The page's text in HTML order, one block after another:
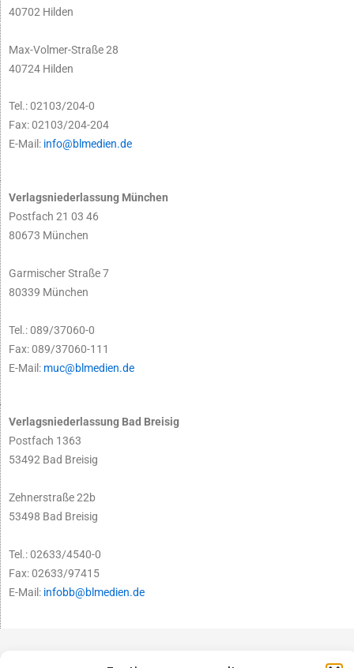
40702 Hilden
Max-Volmer-Straße 28
40724 Hilden
Tel.: 02103/204-0
Fax: 02103/204-204
E-Mail: info@blmedien.de
Verlagsniederlassung München
Postfach 21 03 46
80673 München
Garmischer Straße 7
80339 München
Tel.: 089/37060-0
Fax: 089/37060-111
E-Mail: muc@blmedien.de
Verlagsniederlassung Bad Breisig
Postfach 1363
53492 Bad Breisig
Zehnerstraße 22b
53498 Bad Breisig
Tel.: 02633/4540-0
Fax: 02633/97415
E-Mail: infobb@blmedien.de